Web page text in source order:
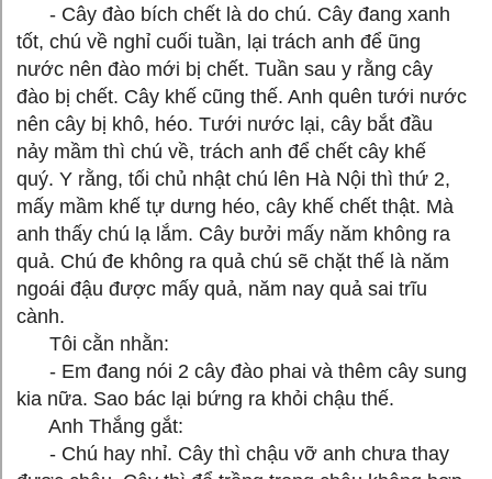
- Cây đào bích chết là do chú. Cây đang xanh
tốt, chú về nghỉ cuối tuần, lại trách anh để ũng
nước nên đào mới bị chết. Tuần sau y rằng cây
đào bị chết. Cây khế cũng thế. Anh quên tưới nước
nên cây bị khô, héo. Tưới nước lại, cây bắt đầu
nảy mầm thì chú về, trách anh để chết cây khế
quý. Y rằng, tối chủ nhật chú lên Hà Nội thì thứ 2,
mấy mầm khế tự dưng héo, cây khế chết thật. Mà
anh thấy chú lạ lắm. Cây bưởi mấy năm không ra
quả. Chú đe không ra quả chú sẽ chặt thế là năm
ngoái đậu được mấy quả, năm nay quả sai trĩu
cành.
Tôi cằn nhằn:
- Em đang nói 2 cây đào phai và thêm cây sung
kia nữa. Sao bác lại bứng ra khỏi chậu thế.
Anh Thắng gắt:
- Chú hay nhỉ. Cây thì chậu vỡ anh chưa thay